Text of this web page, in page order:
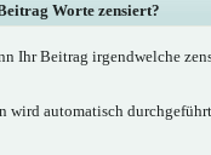
Worte zensiert?
Ihr Beitrag irgendwelche
automatisch